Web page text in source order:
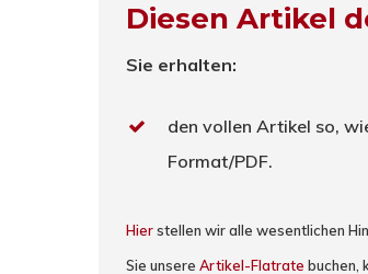
Diesen Artikel
Sie erhalten:
den vollen Artikel so,
Format/PDF.
Hierstellen wir alle wesentlichen
Sie unsere Artikel-Flatrate buchen,